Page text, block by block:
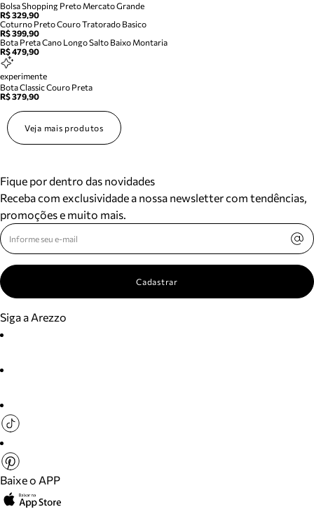
Bolsa Shopping Preto Mercato Grande
R$ 329,90
Coturno Preto Couro Tratorado Basico
R$ 399,90
Bota Preta Cano Longo Salto Baixo Montaria
R$ 479,90
experimente
Bota Classic Couro Preta
R$ 379,90
Veja mais produtos
Fique por dentro das novidades
Receba com exclusividade a nossa newsletter com tendências,
promoções e muito mais.
Cadastrar
Siga a Arezzo
Baixe o APP